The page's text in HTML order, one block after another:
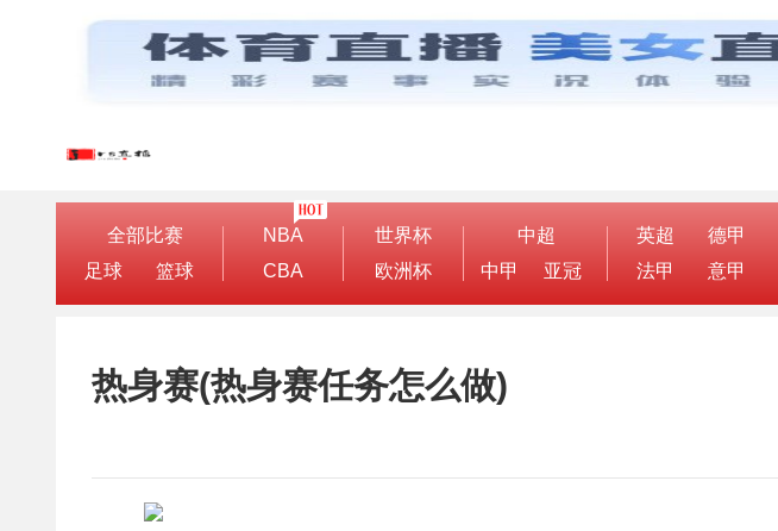
全部比赛
足球
篮球
NBA
CBA
世界杯
欧洲杯
中超
中甲
亚冠
英超 德甲
法甲
意甲
热身赛(热身赛任务怎么做)